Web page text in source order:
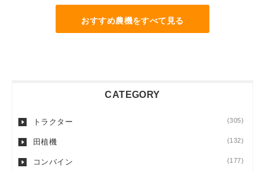
おすすめ農機をすべて見る
CATEGORY
トラクター (305)
田植機 (132)
コンバイン (177)